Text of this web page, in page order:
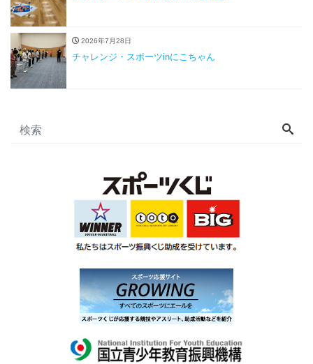
2026年7月28日
チャレンジ・スポーツinにこちゃん